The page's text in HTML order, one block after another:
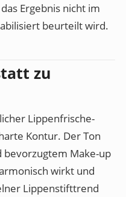
Ergebnis nicht im
beurteilt wird.
zu
Lippenfrische-
Kontur. Der Ton
bevorzugtem Make-up
wirkt und
Lippenstifttrend